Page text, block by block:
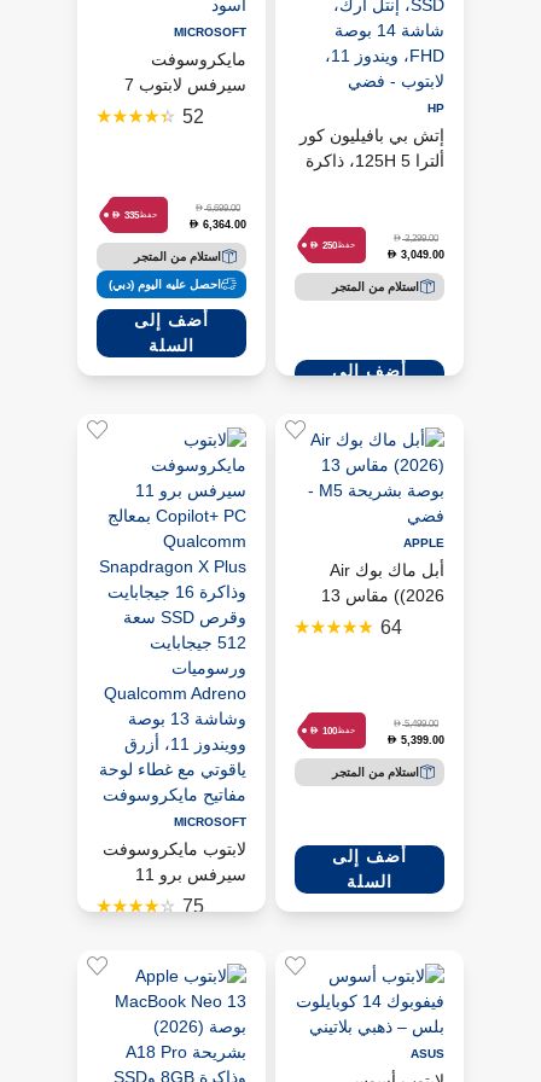
HP
إتش بي بافيليون كور
ألترا 5 125H، ذاكرة
إنتل آرك، شاشة 14
بوصة FHD، ويندوز
11، لابتوب - فضي
D3,299.00
D 3,049.00
حفظ D 250
استلام من المتجر
أضف إلى
MICROSOFT
مايكروسوفت
سيرفس لابتوب 7
Copilot+ PC بمعالج
52
D6,699.00
D 6,364.00
حفظ D 335
استلام من المتجر
احصل عليه اليوم (دبي)
أضف إلى
السلة
APPLE
أبل ماك بوك Air
(2026) مقاس 13
بوصة بشريحة M5 -
64
D5,499.00
D 5,399.00
حفظ D 100
استلام من المتجر
أضف إلى
السلة
MICROSOFT
لابتوب مايكروسوفت
سيرفس برو 11
Copilot+ PC بمعالج
وذاكرة 16 جيجابايت
وقرص SSD سعة
512 جيجابايت
ورسوميات
Qualcomm Adreno
75
6,499.00
استلام من المتجر
احصل عليه اليوم (دبي)
أضف إلى
ASUS